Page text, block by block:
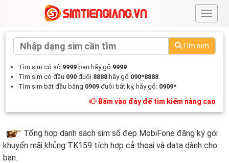
#
Tìm sim
Tìm sim có số 9999 bạn hãy gõ 9999
Tìm sim có đầu 090 đuôi 8888 hãy gõ 090*8888
Tìm sim bắt đầu bằng 0909 đuôi bất kỳ, hãy gõ: 0909*
Bấm vào đây để tìm kiếm nâng cao
Tổng hợp danh sách sim số đẹp MobiFone đăng ký gói
khuyến mãi khủng TK159 tích hợp cả thoại và data dành cho
bạn.